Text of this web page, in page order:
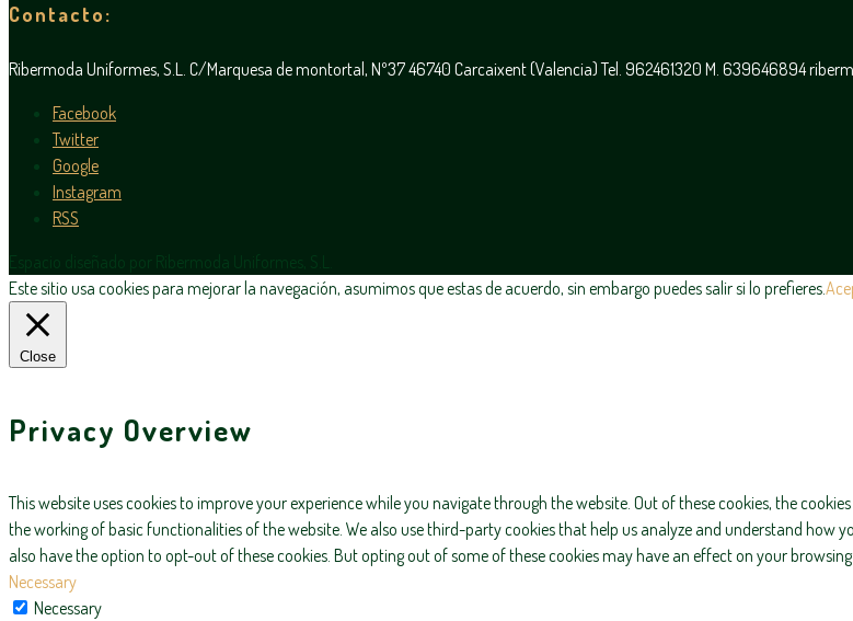
Contacto:
Ribermoda Uniformes, S.L. C/Marquesa de montortal, Nº37 46740 Carcaixent (Valencia) Tel. 962461320 M. 639646894
Facebook
Twitter
Google
Instagram
RSS
Espacio diseñado por Ribermoda Uniformes, S.L.
Este sitio usa cookies para mejorar la navegación, asumimos que estas de acuerdo, sin embargo puedes salir si lo prefieres.
Close
Privacy Overview
This website uses cookies to improve your experience while you navigate through the website. Out of these cookies, the
the working of basic functionalities of the website. We also use third-party cookies that help us analyze and understand how
also have the option to opt-out of these cookies. But opting out of some of these cookies may have an effect on your browsing
Necessary
Necessary